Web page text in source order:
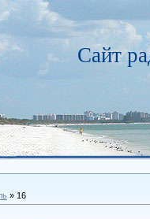
Сайт
» 16